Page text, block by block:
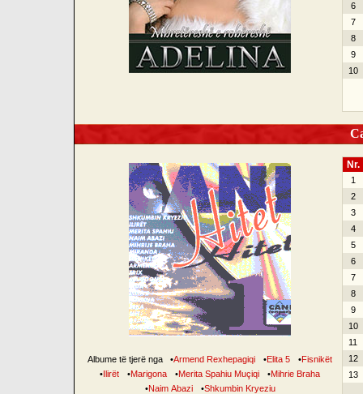
6
7
8
9
10
Albume të tjerë nga •Armend Rexhepagiqi •Elita 5 •Fisnikët
•Ilirët •Marigona •Merita Spahiu Muçiqi •Mihrie Braha
•Naim Abazi •Shkumbin Kryeziu
Nr.
1
2
3
4
5
6
7
8
9
10
11
12
13